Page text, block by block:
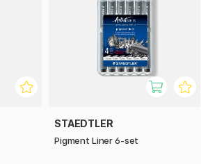
de Pigment Liner perfect
markers of highlighters.
– voor wie compromisloze kwaliteit,
lijnen verlangt.
STAEDTLER
Pigment Liner 6-set